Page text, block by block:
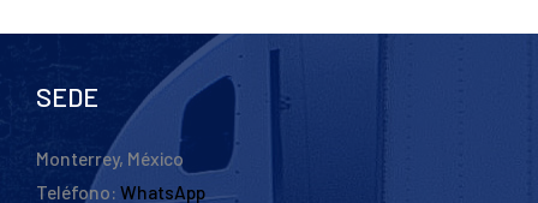
SEDE
Monterrey, México
Teléfono: WhatsApp